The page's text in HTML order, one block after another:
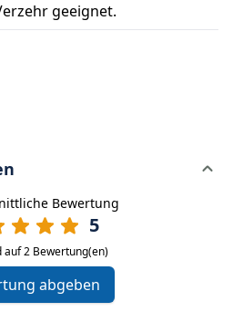
geeignet.
Bewertung
5
auf 2 Bewertung(en)
abgeben